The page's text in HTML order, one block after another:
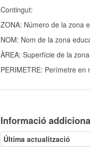
Contingut:
ZONA: Número de la zona
NOM: Nom de la zona
ÀREA: Superfície de la
PERIMETRE: Perímetre en
Informació
Última actualització